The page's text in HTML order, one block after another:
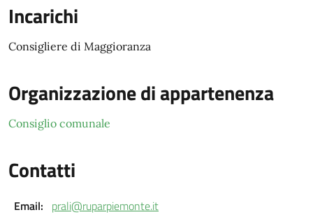
Incarichi
Consigliere di Maggioranza
Organizzazione di appartenenza
Consiglio comunale
Contatti
Email: prali@ruparpiemonte.it